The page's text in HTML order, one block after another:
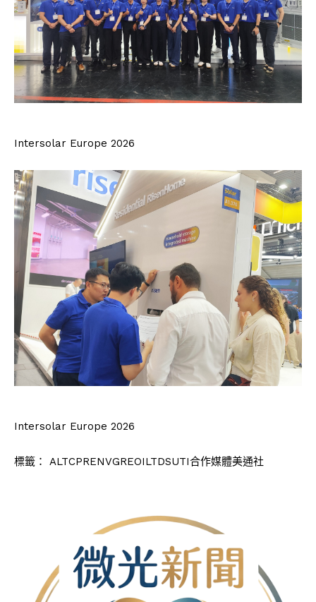
Intersolar Europe 2026
Intersolar Europe 2026
標籤： ALTCPRENVGREOILTDSUTI合作媒體美通社